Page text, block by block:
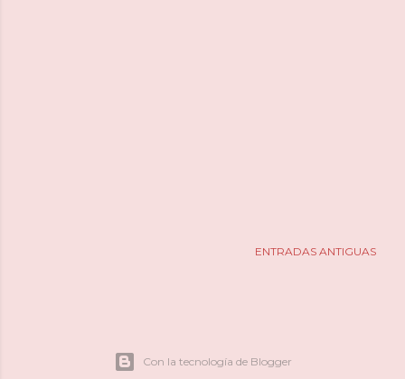
ENTRADAS ANTIGUAS
Con la tecnología de Blogger